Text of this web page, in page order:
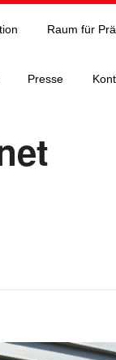
Raum für
Presse